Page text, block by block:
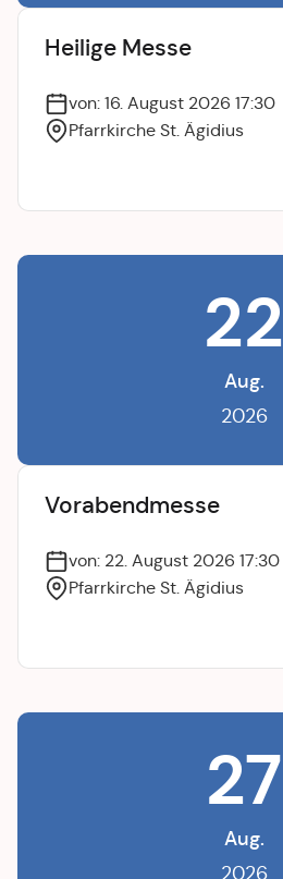
Heilige Messe
von: 16. August 2026 17:30
Pfarrkirche St. Ägidius
22
Aug.
2026
Vorabendmesse
von: 22. August 2026 17:30
Pfarrkirche St. Ägidius
27
Aug.
2026